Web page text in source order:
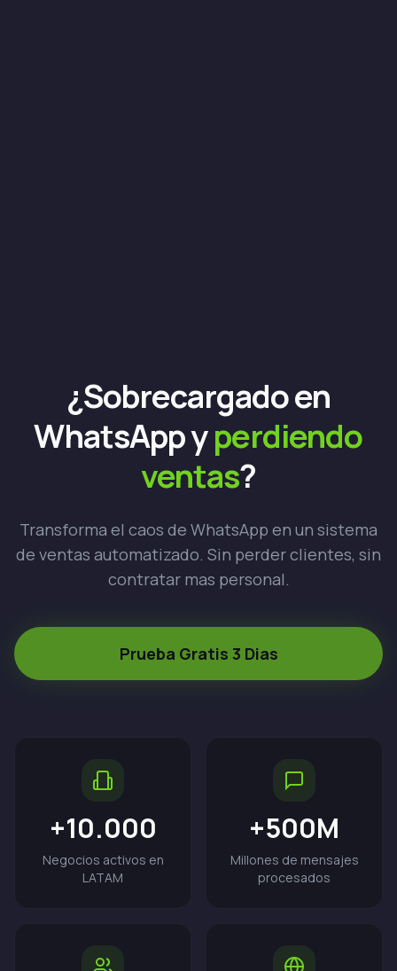
¿Sobrecargado en
WhatsApp yperdiendo
ventas?
Transforma el caos de WhatsApp en un sistema
de ventas automatizado. Sin perder clientes, sin
contratar mas personal.
Prueba Gratis 3 Dias
+10.000
Negocios activos en
LATAM
+500M
Millones de mensajes
procesados